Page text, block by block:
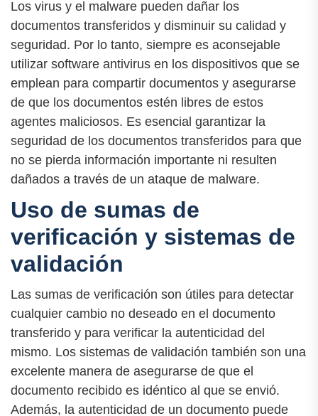
Los virus y el malware pueden dañar los
documentos transferidos y disminuir su calidad y
seguridad. Por lo tanto, siempre es aconsejable
utilizar software antivirus en los dispositivos que se
emplean para compartir documentos y asegurarse
de que los documentos estén libres de estos
agentes maliciosos. Es esencial garantizar la
seguridad de los documentos transferidos para que
no se pierda información importante ni resulten
dañados a través de un ataque de malware.
Uso de sumas de
verificación y sistemas de
validación
Las sumas de verificación son útiles para detectar
cualquier cambio no deseado en el documento
transferido y para verificar la autenticidad del
mismo. Los sistemas de validación también son una
excelente manera de asegurarse de que el
documento recibido es idéntico al que se envió.
Además, la autenticidad de un documento puede